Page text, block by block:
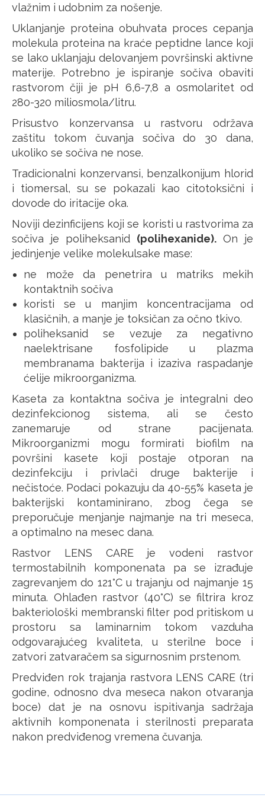
vlažnim i udobnim za nošenje.
Uklanjanje proteina obuhvata proces cepanja
molekula proteina na kraće peptidne lance koji
se lako uklanjaju delovanjem površinski aktivne
materije. Potrebno je ispiranje sočiva obaviti
rastvorom čiji je pH 6,6-7,8 a osmolaritet od
280-320 miliosmola/litru.
Prisustvo konzervansa u rastvoru održava
zaštitu tokom čuvanja sočiva do 30 dana,
ukoliko se sočiva ne nose.
Tradicionalni konzervansi, benzalkonijum hlorid
i tiomersal, su se pokazali kao citotoksični i
dovode do iritacije oka.
Noviji dezinficijens koji se koristi u rastvorima za
sočiva je poliheksanid (polihexanide). On je
jedinjenje velike molekulsake mase:
ne može da penetrira u matriks mekih
kontaktnih sočiva
koristi se u manjim koncentracijama od
klasičnih, a manje je toksičan za očno tkivo.
poliheksanid se vezuje za negativno
naelektrisane fosfolipide u plazma
membranama bakterija i izaziva raspadanje
ćelije mikroorganizma.
Kaseta za kontaktna sočiva je integralni deo
dezinfekcionog sistema, ali se često
zanemaruje od strane pacijenata.
Mikroorganizmi mogu formirati biofilm na
površini kasete koji postaje otporan na
dezinfekciju i privlači druge bakterije i
nečistoće. Podaci pokazuju da 40-55% kaseta je
bakterijski kontaminirano, zbog čega se
preporučuje menjanje najmanje na tri meseca,
a optimalno na mesec dana.
Rastvor LENS CARE je vodeni rastvor
termostabilnih komponenata pa se izrađuje
zagrevanjem do 121°C u trajanju od najmanje 15
minuta. Ohlađen rastvor (40°C) se filtrira kroz
bakteriološki membranski filter pod pritiskom u
prostoru sa laminarnim tokom vazduha
odgovarajućeg kvaliteta, u sterilne boce i
zatvori zatvaračem sa sigurnosnim prstenom.
Predviđen rok trajanja rastvora LENS CARE (tri
godine, odnosno dva meseca nakon otvaranja
boce) dat je na osnovu ispitivanja sadržaja
aktivnih komponenata i sterilnosti preparata
nakon predviđenog vremena čuvanja.